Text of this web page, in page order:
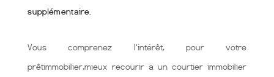
supplémentaire.
Vous comprenez l'intérêt, pour votre
prêtimmobilier,mieux recourir à un courtier immobilier